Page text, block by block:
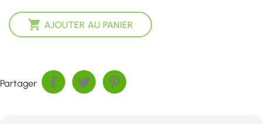
 AJOUTER AU PANIER
Partager